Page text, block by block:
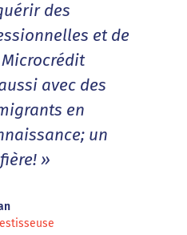
des
et de
avec des
en
un
»